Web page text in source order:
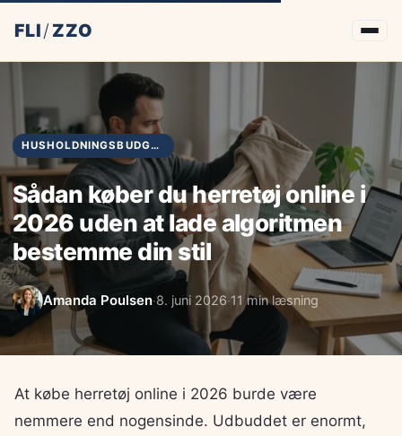
FLI/ ZZO
HUSHOLDNINGSBUDGET
Sådan køber du herretøj online i
2026 uden at lade algoritmen
bestemme din stil
Amanda Poulsen·8. juni 2026·11 min læsning
At købe herretøj online i 2026 burde være
nemmere end nogensinde. Udbuddet er enormt,